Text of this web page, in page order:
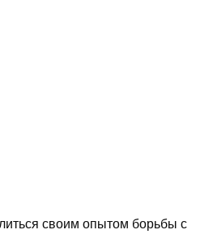
своим опытом борьбы с